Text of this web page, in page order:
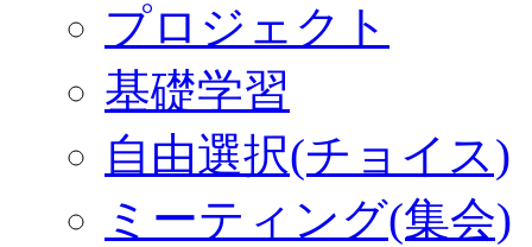
プロジェクト
基礎学習
自由選択(チョイス)
ミーティング(集会)